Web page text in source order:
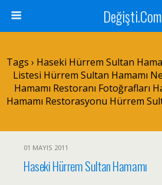
Değişti.Com
Tags › Haseki Hürrem Sultan
Listesi Hürrem Sultan Hamamı
Hamamı Restoranı Fotoğrafları
Hamamı Restorasyonu Hürrem
01 MAYIS 2011
Haseki Hürrem Sultan Hamamı